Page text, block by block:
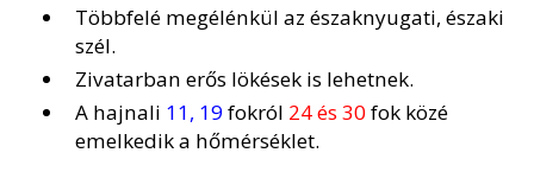
Többfelé megélénkül az északnyugati, északi
szél.
Zivatarban erős lökések is lehetnek.
A hajnali 11, 19fokról 24 és 30fok közé
emelkedik a hőmérséklet.